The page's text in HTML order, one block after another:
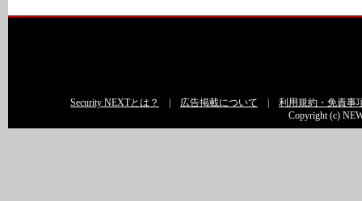
Security NEXTとは？ 広告掲載について
利用規約・免責事
Copyright (c)